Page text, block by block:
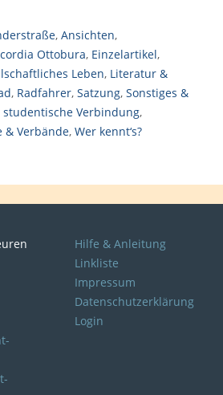
, Ansichten,
Ottobura, Einzelartikel,
Leben, Literatur &
, Radfahrer, Satzung, Sonstiges &
studentische Verbindung,
& Verbände, Wer kennt‘s?
Hilfe & Anleitung
Linkliste
Impressum
Datenschutzerklärung
Login